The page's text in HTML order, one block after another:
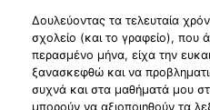
Δουλεύοντας τα τελευταία
σχολείο (και το γραφείο), που
περασμένο μήνα, είχα την
ξανασκεφθώ και να
συχνά και στα μαθήματά μου
μπορούν να αξιοποιηθούν τα